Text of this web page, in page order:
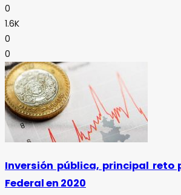
0
1.6K
0
0
Inversión pública, principal reto
Federal en 2020